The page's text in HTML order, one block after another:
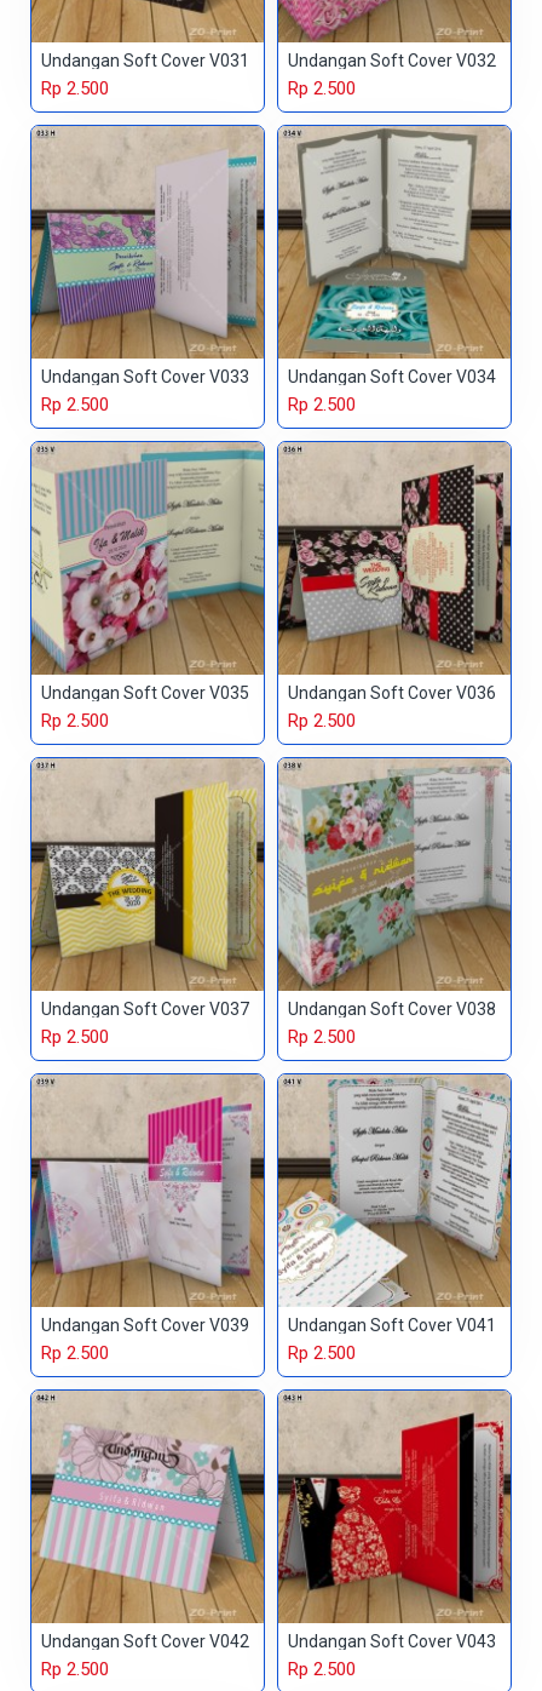
Undangan Soft Cover V031
Rp 2.500
Undangan Soft Cover V032
Rp 2.500
Undangan Soft Cover V033
Rp 2.500
Undangan Soft Cover V034
Rp 2.500
Undangan Soft Cover V035
Rp 2.500
Undangan Soft Cover V036
Rp 2.500
Undangan Soft Cover V037
Rp 2.500
Undangan Soft Cover V038
Rp 2.500
Undangan Soft Cover V039
Rp 2.500
Undangan Soft Cover V041
Rp 2.500
Undangan Soft Cover V042
Rp 2.500
Undangan Soft Cover V043
Rp 2.500